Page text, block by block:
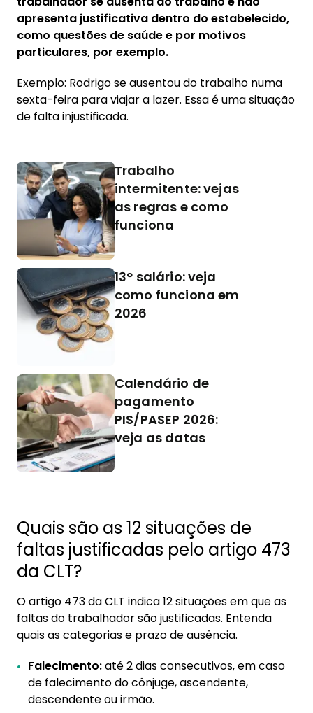
apresenta justificativa dentro do estabelecido,
como questões de saúde e por motivos
particulares, por exemplo.
Exemplo: Rodrigo se ausentou do trabalho numa
sexta-feira para viajar a lazer. Essa é uma situação
de falta injustificada.
Trabalho
intermitente: vejas
as regras e como
funciona
13° salário: veja
como funciona em
2026
Calendário de
pagamento
PIS/PASEP 2026:
veja as datas
Quais são as 12 situações de
faltas justificadas pelo artigo 473
da CLT?
O artigo 473 da CLT indica 12 situações em que as
faltas do trabalhador são justificadas. Entenda
quais as categorias e prazo de ausência.
Falecimento:até 2 dias consecutivos, em caso
de falecimento do cônjuge, ascendente,
descendente ou irmão.